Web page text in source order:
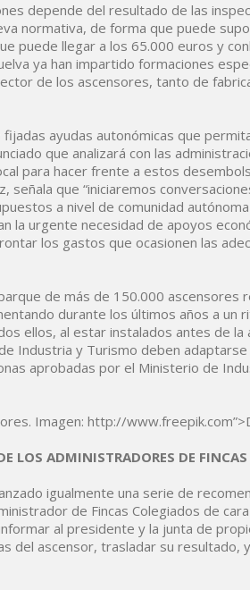
depende del resultado de las
normativa, de forma que puede
puede llegar a los 65.000 euros y
ya han impartido formaciones
de los ascensores, tanto de
ayudas autonómicas que
que analizará con las
para hacer frente a estos
señala que “iniciaremos
a nivel de comunidad
la urgente necesidad de apoyos
los gastos que ocasionen las
de más de 150.000 ascensores
durante los últimos años a un
ellos, al estar instalados antes de
Industria y Turismo deben
aprobadas por el Ministerio de
Imagen: http://
LOS ADMINISTRADORES DE
igualmente una serie de
de Fincas Colegiados de
al presidente y la junta de
del ascensor, trasladar su resultado,